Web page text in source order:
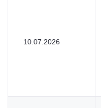
10.07.2026